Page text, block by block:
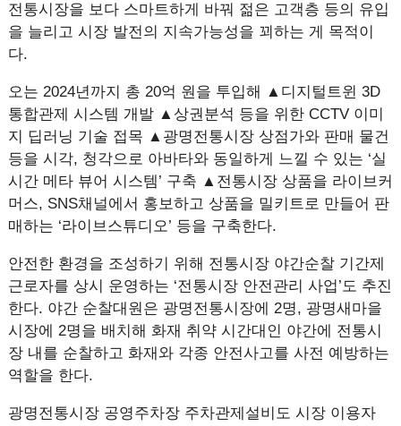
전통시장을 보다 스마트하게 바꿔 젊은 고객층 등의 유입
을 늘리고 시장 발전의 지속가능성을 꾀하는 게 목적이
다.
오는 2024년까지 총 20억 원을 투입해 ▲디지털트윈 3D
통합관제 시스템 개발 ▲상권분석 등을 위한 CCTV 이미
지 딥러닝 기술 접목 ▲광명전통시장 상점가와 판매 물건
등을 시각, 청각으로 아바타와 동일하게 느낄 수 있는 ‘실
시간 메타 뷰어 시스템’ 구축 ▲전통시장 상품을 라이브커
머스, SNS채널에서 홍보하고 상품을 밀키트로 만들어 판
매하는 ‘라이브스튜디오’ 등을 구축한다.
안전한 환경을 조성하기 위해 전통시장 야간순찰 기간제
근로자를 상시 운영하는 ‘전통시장 안전관리 사업’도 추진
한다. 야간 순찰대원은 광명전통시장에 2명, 광명새마을
시장에 2명을 배치해 화재 취약 시간대인 야간에 전통시
장 내를 순찰하고 화재와 각종 안전사고를 사전 예방하는
역할을 한다.
광명전통시장 공영주차장 주차관제설비도 시장 이용자